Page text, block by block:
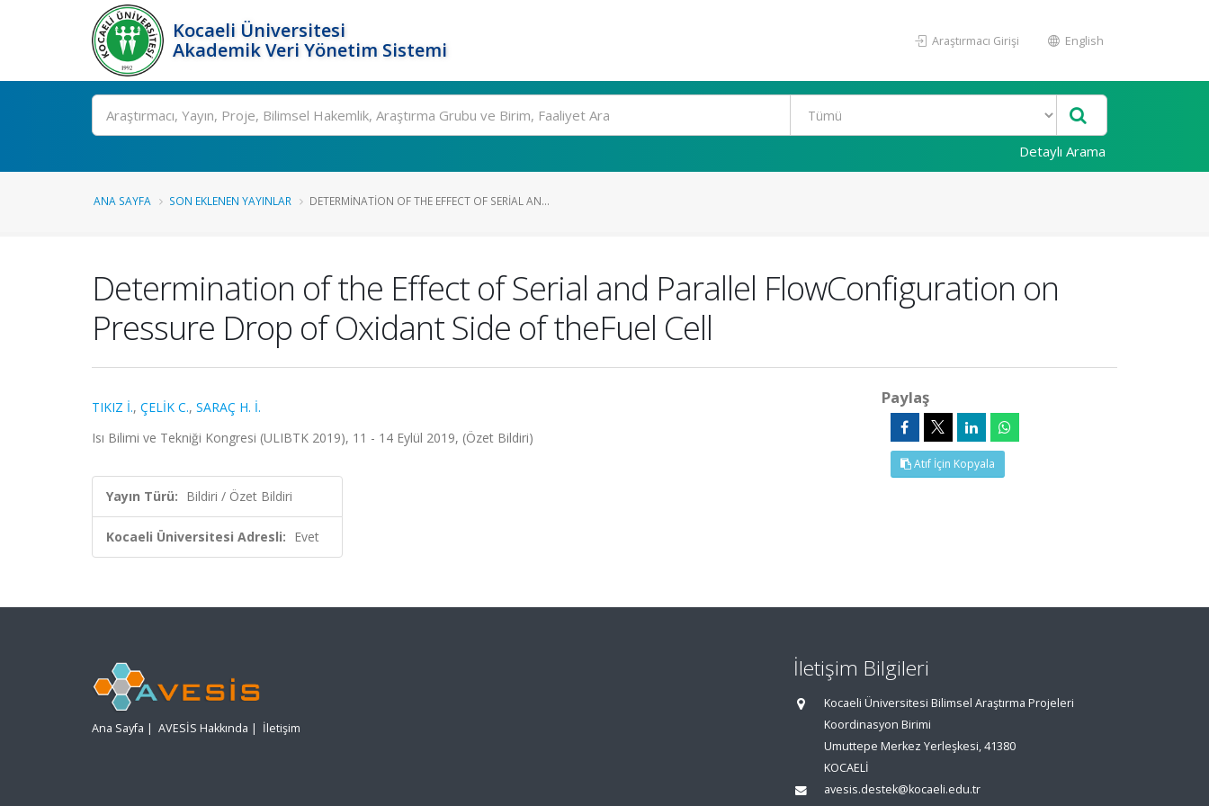
Kocaeli Üniversitesi
Akademik Veri Yönetim Sistemi
Araştırmacı Girişi English
Ara
Detaylı Arama
ANA SAYFA SON EKLENEN YAYINLAR DETERMINATION OF THE EFFECT OF SERIAL AN...
Determination of the Effect of Serial and Parallel FlowConfiguration on
Pressure Drop of Oxidant Side of theFuel Cell
TIKIZ İ., ÇELİK C., SARAÇ H. İ.
Isı Bilimi ve Tekniği Kongresi (ULIBTK 2019), 11 - 14 Eylül 2019, (Özet Bildiri)
Yayın Türü: Bildiri / Özet Bildiri
Kocaeli Üniversitesi Adresli: Evet
Paylaş
Atıf İçin Kopyala
Ana Sayfa | AVESİS Hakkında | İletişim
İletişim Bilgileri
Kocaeli Üniversitesi Bilimsel Araştırma Projeleri
Koordinasyon Birimi
Umuttepe Merkez Yerleşkesi, 41380
KOCAELİ
avesis.destek@kocaeli.edu.tr